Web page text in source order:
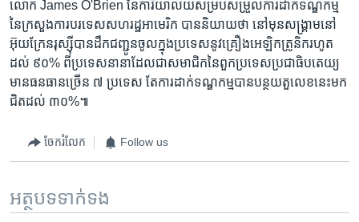
លោក James O'Brien នៃការិយាល័យសម្របសម្រួល​ការដាក់ទណ្ឌកម្ម​
នៃ​ក្រសួង​ការបរទេស​សហរដ្ឋ​អាមេរិក​ បាន​និយាយ​ថា​ នៅ​មុន​សង្គ្រាម​នៅ​
អ៊ុយក្រែន​រុស្ស៊ី​បាន​ដឹកជញ្ជូន​ចូល​ក្នុង​ប្រទេស​នូវ​គ្រឿងអេឡិកត្រូនិករហូត​
ដល់ ៩០% ពី​ប្រទេស​នានា​ដែល​ជា​សមាជិក​នៃពួក​ប្រទេស​ប្រជាធិបតេយ្យ​
មាន​ធនធាន​ច្រើន ​៧ ​ប្រទេស ​តែ​ការ​ដាក់ទណ្ឌកម្ម​បាន​បន្ថយ​តួលេខ​នេះ​មក​
ជិត​ដល់​ ៣០%៕
ចែករំលែក Follow us
អត្ថបទ​ទាក់ទង